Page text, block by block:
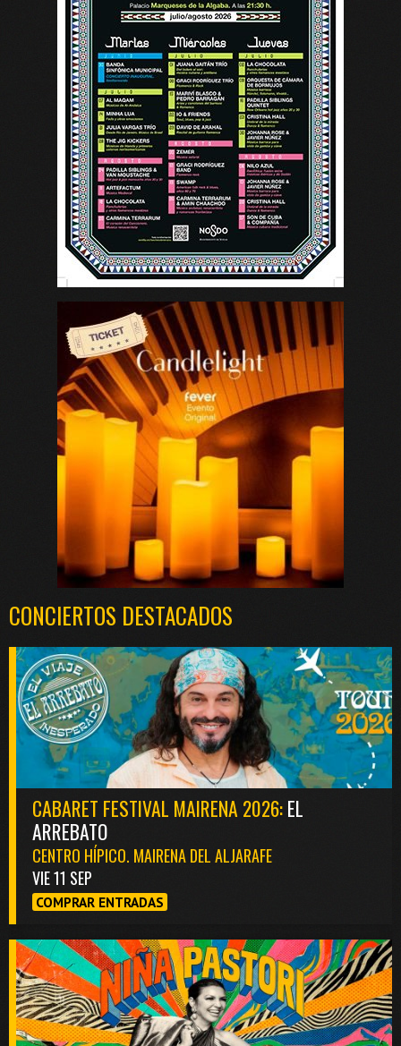
CONCIERTOS DESTACADOS
CABARET FESTIVAL MAIRENA 2026:EL
ARREBATO
CENTRO HÍPICO. MAIRENA DEL ALJARAFE
VIE 11 SEP
COMPRAR ENTRADAS